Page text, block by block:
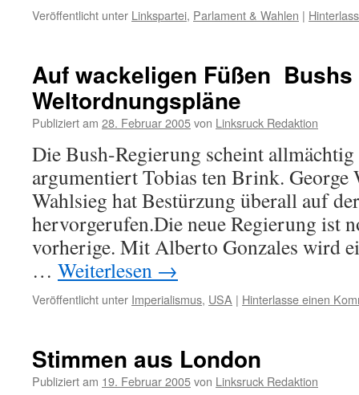
Veröffentlicht unter Linkspartei, Parlament & Wahlen |
Auf wackeligen Füßen  Bushs
Weltordnungspläne
Publiziert am 28. Februar 2005von Linksruck Redaktion
Die Bush-Regierung scheint allmächtig
argumentiert Tobias ten Brink. George
Wahlsieg hat Bestürzung überall auf
hervorgerufen.Die neue Regierung ist
vorherige. Mit Alberto Gonzales wird
… Weiterlesen →
Veröffentlicht unter Imperialismus, USA | Hinterlasse einen
Stimmen aus London
Publiziert am 19. Februar 2005von Linksruck Redaktion